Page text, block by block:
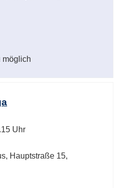
möglich
Uhr
Hauptstraße 15,